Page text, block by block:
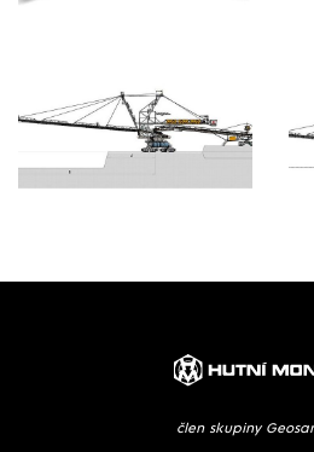
člen skupiny